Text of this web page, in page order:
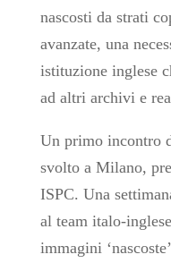
nascosti da strati
avanzate, una
istituzione inglese
ad altri archivi e
Un primo incontro
svolto a Milano,
ISPC. Una
al team italo-
immagini